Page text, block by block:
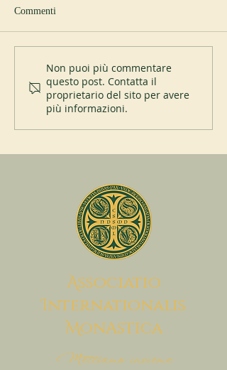
Sant’Anselmo e lo United
States Holocaust Memorial
Museum
Commenti
Non puoi più commentare
questo post. Contatta il
proprietario del sito per avere
più informazioni.
Associatio
Internationalis
MonAstica
Mettiamo insieme